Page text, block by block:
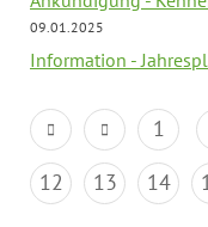
09.01.2025
Information -
1
12
13 14